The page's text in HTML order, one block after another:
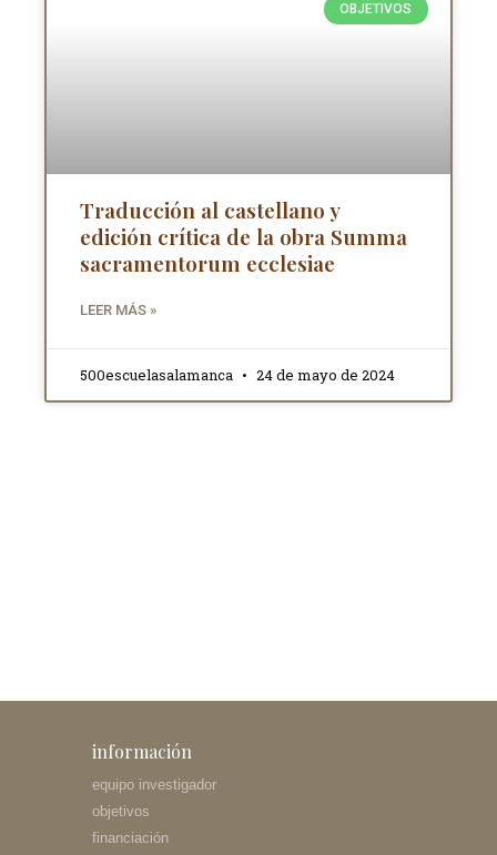
OBJETIVOS
Traducción al castellano y
edición crítica de la obra Summa
sacramentorum ecclesiae
LEER MÁS »
500escuelasalamanca 24 de mayo de 2024
información
equipo investigador
objetivos
financiación